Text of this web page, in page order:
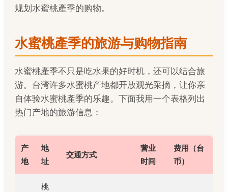
规划水蜜桃產季的购物。
水蜜桃產季的旅游与购物指南
水蜜桃產季不只是吃水果的好时机，还可以结合旅
游。台湾许多水蜜桃产地都开放观光采摘，让你亲
自体验水蜜桃產季的乐趣。下面我用一个表格列出
热门产地的旅游信息：
产
地
地
址
交通方式
营业
时间
费用（台
币）
桃